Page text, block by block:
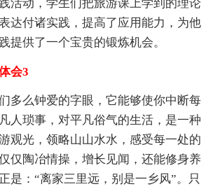
动，学生们把旅游课上学到的理论
达付诸实践，提高了应用能力，为他
提供了一个宝贵的锻炼机会。
会3
么钟爱的字眼，它能够使你中断每
人琐事，对平凡俗气的生活，是一种
观光，领略山山水水，感受每一处的
仅陶冶情操，增长见闻，还能修身养
是：“离家三里远，别是一乡风”。只